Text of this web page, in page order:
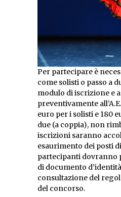
Per partecipare è
come solisti o passo a
modulo di iscrizione e
preventivamente
euro per i solisti e 180
due (a coppia), non
iscrizioni saranno
esaurimento dei posti
partecipanti dovranno
di documento
consultazione del
del concorso.